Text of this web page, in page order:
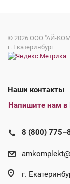
© 2026 ООО "АЙ-
г. Екатеринбург
Наши
Напишите нам
8 (800)
г.